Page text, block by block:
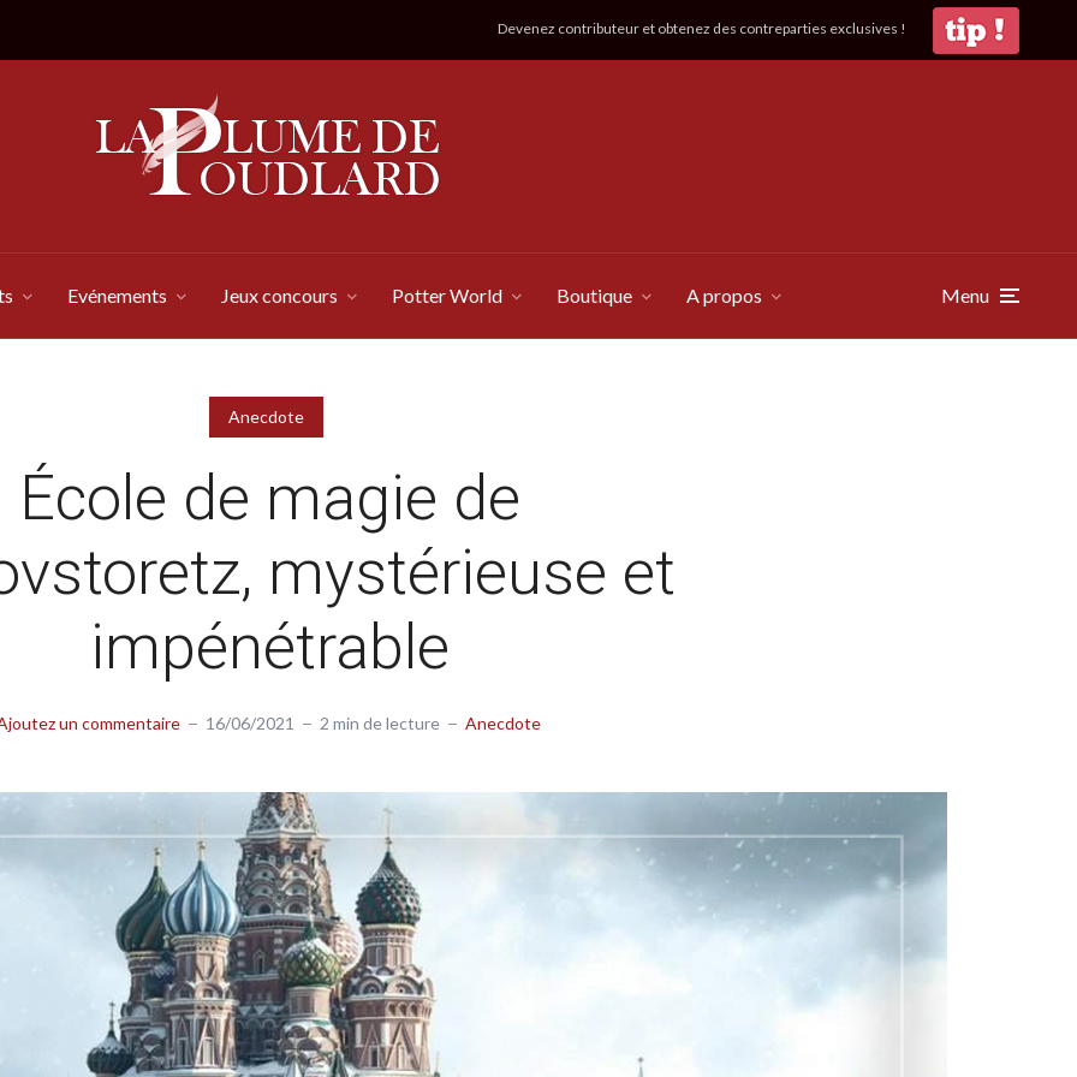
Devenez contributeur et obtenez des contreparties exclusives !
Evénements Jeux concours Potter World Boutique A propos Menu
Anecdote
École de magie de
mystérieuse et
impénétrable
un commentaire 16/06/2021 2 min de lecture Anecdote